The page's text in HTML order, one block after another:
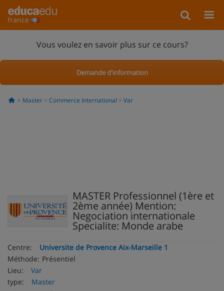
france
Vous voulez en savoir plus sur ce cours?
Demande d'information
Master Commerce International Var
MASTER Professionnel (1ère et
2ème année) Mention:
Negociation internationale
Specialite: Monde arabe
Centre:
Universite de Provence Aix-Marseille 1
Méthode: Présentiel
Lieu:
Var
type:
Master